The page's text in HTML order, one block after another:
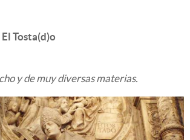
Tosta(d)o
y de muy diversas materias.